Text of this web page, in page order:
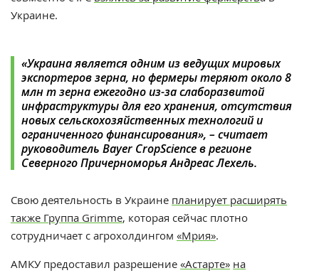
Украине.
«Украина является одним из ведущих мировых
экспортеров зерна, но фермеры теряют около 8
млн т зерна ежегодно из-за слаборазвитой
инфраструктуры для его хранения, отсутствия
новых сельскохозяйственных технологий и
ограниченного финансирования», – считает
руководитель Bayer CropScience в регионе
Северного Причерноморья Андреас Лехель.
Свою деятельность в Украине планирует расширять
также Группа Grimme, которая сейчас плотно
сотрудничает с агрохолдингом «Мрия».
АМКУ предоставил разрешение «Астарте» на